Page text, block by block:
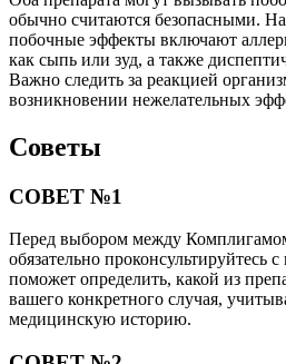
обычно считаются безопасными.
побочные эффекты включают
как сыпь или зуд, а также
Важно следить за реакцией
возникновении нежелательных
Советы
СОВЕТ №1
Перед выбором между
обязательно проконсультируйтесь
поможет определить, какой из
вашего конкретного случая,
медицинскую историю.